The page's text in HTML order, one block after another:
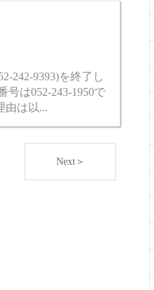
242-9393)を終了し
は052-243-1950で
由は以...
Next＞